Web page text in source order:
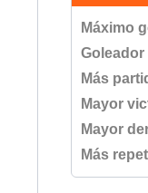
Máximo
Goleador
Más
Mayor
Mayor
Más